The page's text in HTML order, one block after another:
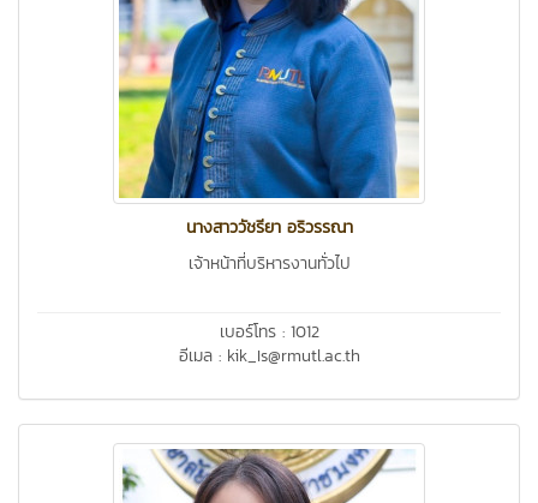
นางสาววัชรียา อริวรรณา
เจ้าหน้าที่บริหารงานทั่วไป
เบอร์โทร : 1012
อีเมล : kik_Is@rmutl.ac.th